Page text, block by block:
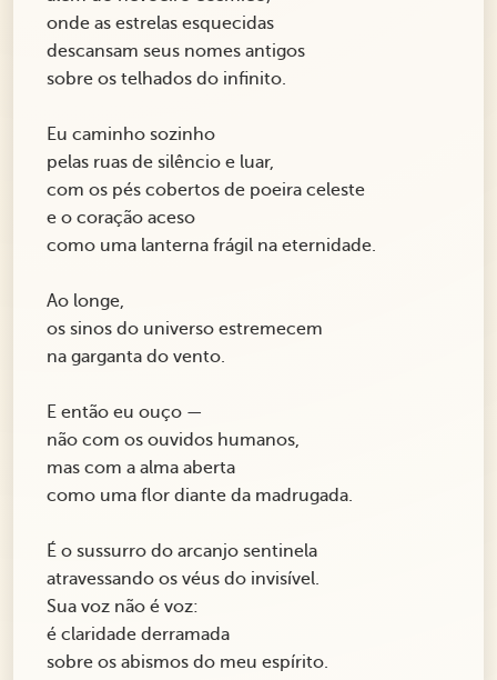
onde as estrelas esquecidas
descansam seus nomes antigos
sobre os telhados do infinito.
Eu caminho sozinho
pelas ruas de silêncio e luar,
com os pés cobertos de poeira celeste
e o coração aceso
como uma lanterna frágil na eternidade.
Ao longe,
os sinos do universo estremecem
na garganta do vento.
E então eu ouço —
não com os ouvidos humanos,
mas com a alma aberta
como uma flor diante da madrugada.
É o sussurro do arcanjo sentinela
atravessando os véus do invisível.
Sua voz não é voz:
é claridade derramada
sobre os abismos do meu espírito.